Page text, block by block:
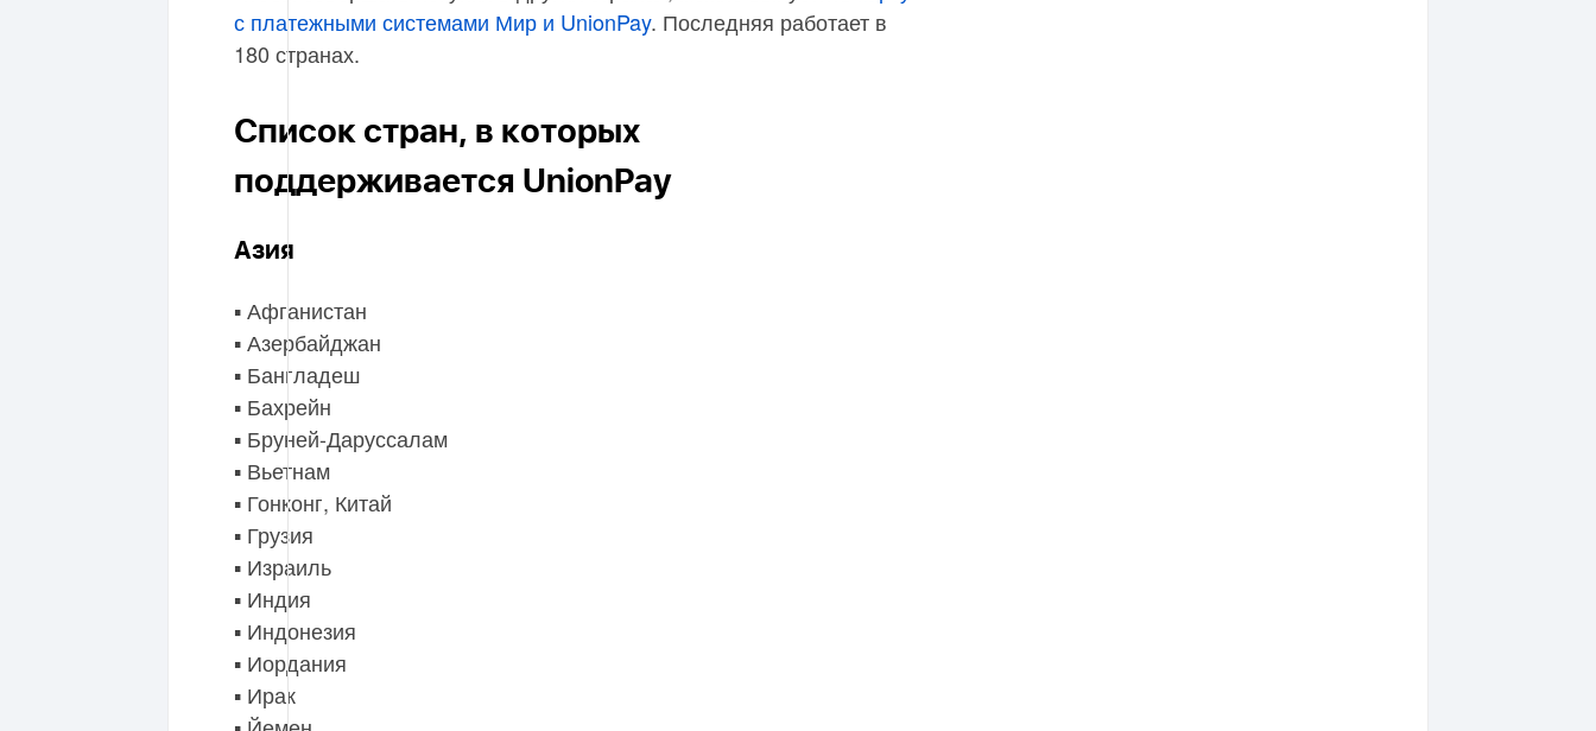
с платежными системами Мир и UnionPay. Последняя работает в
180 странах.
Список стран, в которых
поддерживается UnionPay
Азия
▪️ Афганистан
▪️ Азербайджан
▪️ Бангладеш
▪️ Бахрейн
▪️ Бруней-Даруссалам
▪️ Вьетнам
▪️ Гонконг, Китай
▪️ Грузия
▪️ Израиль
▪️ Индия
▪️ Индонезия
▪️ Иордания
▪️ Ирак